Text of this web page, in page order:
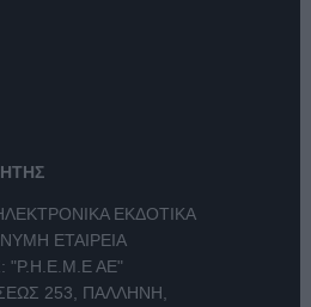
ΕΚΔΟΤΙΚΑ
ΕΤΑΙΡΕΙΑ
"Ρ.Η.Ε.Μ.Ε ΑΕ"
253, ΠΑΛΛΗΝΗ,